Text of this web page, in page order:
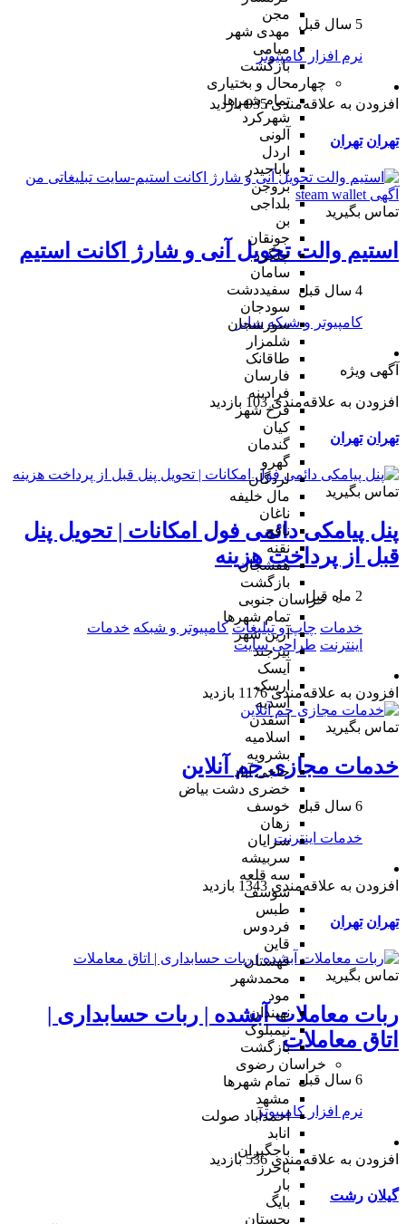
مجن
مهدی شهر
میامی
بازگشت
چهارمحال و بختیاری
تمام شهر‌ها
شهرکرد
آلونی
اردل
باباحیدر
بروجن
بلداجی
بن
جونقان
چلگرد
سامان
سفیددشت
سودجان
سورشجان
شلمزار
طاقانک
فارسان
فرادبنه
فرخ شهر
کیان
گندمان
گهرو
لردگان
مال خلیفه
ناغان
نافچ
نقنه
هفشجان
بازگشت
خراسان جنوبی
تمام شهر‌ها
آرین شهر
بیرجند
آیسک
ارسک
اسدیه
اسفدن
اسلامیه
بشرویه
حاجی آباد
خضری دشت بیاض
خوسف
زهان
سرایان
سربیشه
سه قلعه
شوسف
طبس
فردوس
قاین
قهستان
محمدشهر
مود
نهبندان
نیمبلوک
بازگشت
خراسان رضوی
تمام شهر‌ها
مشهد
احمدآباد صولت
انابد
باجگیران
باخرز
بار
بایگ
بجستان
5 سال قبل
نرم افزار کامپیوتر
افزودن به علاقه‌مندی 935 بازدید
تهران تهران
تماس بگیرید
استیم والت تحویل آنی و شارژ اکانت استیم
4 سال قبل
کامپیوتر و شبکه سایر
آگهی ویژه
افزودن به علاقه‌مندی 103 بازدید
تهران تهران
تماس بگیرید
پنل پیامکی دائمی فول امکانات | تحویل پنل
قبل از پرداخت هزینه
2 ماه قبل
خدمات چاپ و تبلیغات کامپیوتر و شبکه خدمات
اینترنت طراحی سایت
افزودن به علاقه‌مندی 1176 بازدید
تماس بگیرید
خدمات مجازی جم آنلاین
6 سال قبل
خدمات اینترنت
افزودن به علاقه‌مندی 1343 بازدید
تهران تهران
تماس بگیرید
ربات معاملات آبشده | ربات حسابداری |
اتاق معاملات
6 سال قبل
نرم افزار کامپیوتر
افزودن به علاقه‌مندی 536 بازدید
گیلان رشت